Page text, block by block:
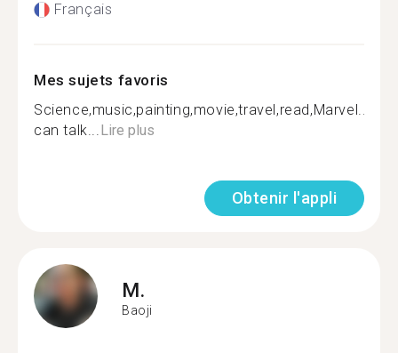
Français
Mes sujets favoris
Science,music,painting,movie,travel,read,Marvel...We
can talk...Lire plus
Obtenir l'appli
M.
Baoji